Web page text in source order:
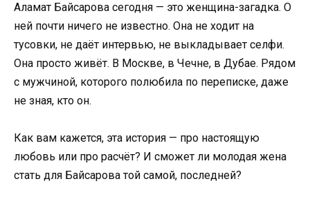
Аламат Байсарова сегодня — это женщина-загадка. О
ней почти ничего не известно. Она не ходит на
тусовки, не даёт интервью, не выкладывает селфи.
Она просто живёт. В Москве, в Чечне, в Дубае. Рядом
с мужчиной, которого полюбила по переписке, даже
не зная, кто он.
Как вам кажется, эта история — про настоящую
любовь или про расчёт? И сможет ли молодая жена
стать для Байсарова той самой, последней?